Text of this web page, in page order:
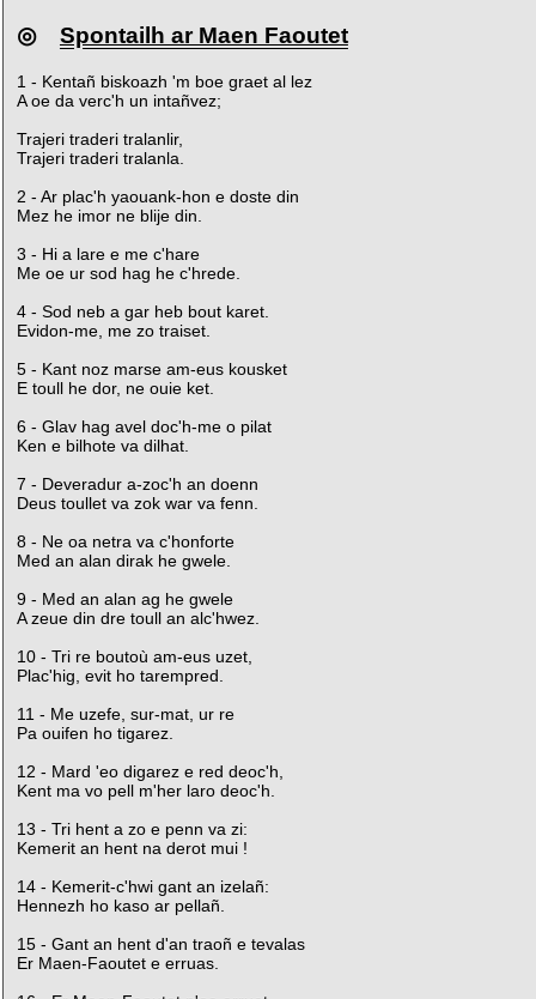
◎ Spontailh ar Maen Faoutet
1 - Kentañ biskoazh 'm boe graet al lez
A oe da verc'h un intañvez;
Trajeri traderi tralanlir,
Trajeri traderi tralanla.
2 - Ar plac'h yaouank-hon e doste din
Mez he imor ne blije din.
3 - Hi a lare e me c'hare
Me oe ur sod hag he c'hrede.
4 - Sod neb a gar heb bout karet.
Evidon-me, me zo traiset.
5 - Kant noz marse am-eus kousket
E toull he dor, ne ouie ket.
6 - Glav hag avel doc'h-me o pilat
Ken e bilhote va dilhat.
7 - Deveradur a-zoc'h an doenn
Deus toullet va zok war va fenn.
8 - Ne oa netra va c'honforte
Med an alan dirak he gwele.
9 - Med an alan ag he gwele
A zeue din dre toull an alc'hwez.
10 - Tri re boutoù am-eus uzet,
Plac'hig, evit ho tarempred.
11 - Me uzefe, sur-mat, ur re
Pa ouifen ho tigarez.
12 - Mard 'eo digarez e red deoc'h,
Kent ma vo pell m'her laro deoc'h.
13 - Tri hent a zo e penn va zi:
Kemerit an hent na derot mui !
14 - Kemerit-c'hwi gant an izelañ:
Hennezh ho kaso ar pellañ.
15 - Gant an hent d'an traoñ e tevalas
Er Maen-Faoutet e erruas.